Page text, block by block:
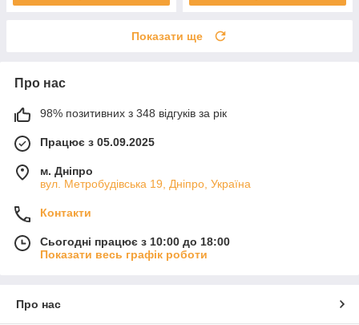
Показати ще
Про нас
98% позитивних з 348 відгуків за рік
Працює з 05.09.2025
м. Дніпро
вул. Метробудівська 19, Дніпро, Україна
Контакти
Сьогодні працює з 10:00 до 18:00
Показати весь графік роботи
Про нас